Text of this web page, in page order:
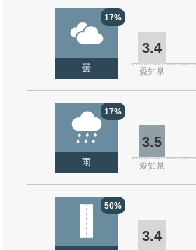
17%
曇
3.4
愛知県
17%
雨
3.5
愛知県
50%
3.4